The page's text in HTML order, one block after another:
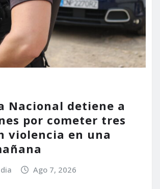
Nacional detiene a
por cometer tres
violencia en una
Ago 7, 2026